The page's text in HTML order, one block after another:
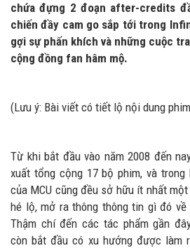
chứa đựng 2 đoạn after-credits
chiến đầy cam go sắp tới trong
gợi sự phấn khích và những cuộc
cộng đồng fan hâm mộ.
(Lưu ý: Bài viết có tiết lộ nội dung
Từ khi bắt đầu vào năm 2008 đến
xuất tổng cộng 17 bộ phim, và
của MCU cũng đều sở hữu ít nhất
hé lộ, mở ra thông thông tin gì đó
Thậm chí đến các tác phẩm gần
còn bắt đầu có xu hướng được làm